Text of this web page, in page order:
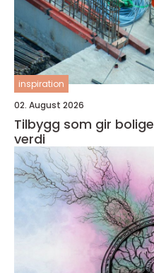
inspiration
02. August 2026
Tilbygg som gir
verdi